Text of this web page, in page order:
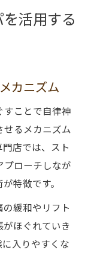
活用する
カニズム
すことで自律神
るメカニズム
店では、スト
プローチしなが
特徴です。
緩和やリフト
ほぐれていき
入りやすくな